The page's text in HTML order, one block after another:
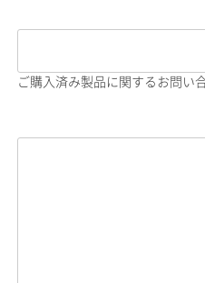
ご購入済み製品に関するお問い